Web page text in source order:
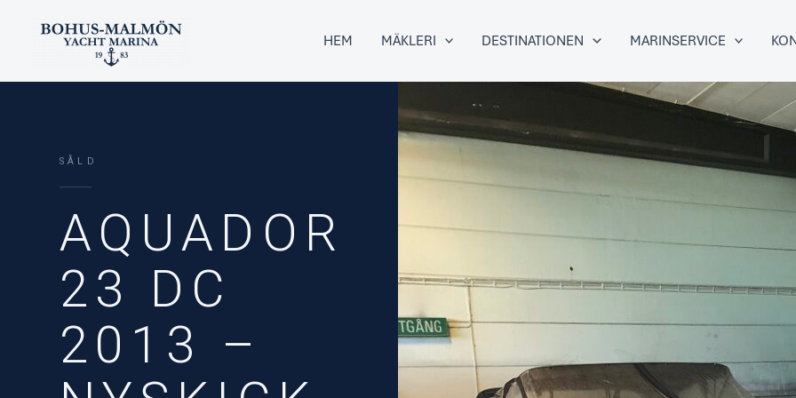
HEM MÄKLERI DESTINATIONEN MARINSERVICE
SÅLD
AQUADOR
23 DC
2013 –